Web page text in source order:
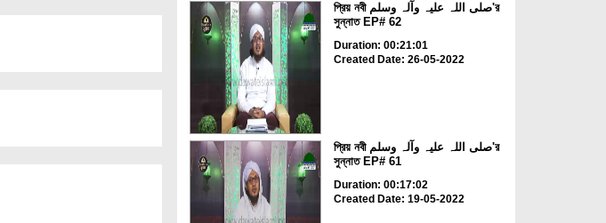
প্রিয় নবী صلی اللہ علیہ وآلہ وسلم'র
সুন্নাত EP# 62
Duration: 00:21:01
Created Date: 26-05-2022
প্রিয় নবী صلی اللہ علیہ وآلہ وسلم'র
সুন্নাত EP# 61
Duration: 00:17:02
Created Date: 19-05-2022